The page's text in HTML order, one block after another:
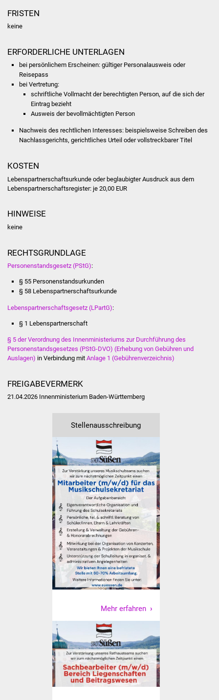
Kirchen
Jugendhaus
Kinder- und
Stadtwerke
Pflege von Angehörigen
ÖPNV
Abfall und Entsorgung
Veranstaltungen
Stadtfest
Ostermarkt
Einrichtungen
Hallenbad
Stadtbücherei
Stadtarchiv
Kulturhalle
Vereine und Parteien
FRISTEN
keine
ERFORDERLICHE UNTERLAGEN
bei persönlichem Erscheinen: gültiger Personalausweis oder
Reisepass
bei Vertretung:
schriftliche Vollmacht der berechtigten Person, auf die sich der
Eintrag bezieht
Ausweis der bevollmächtigten Person
Nachweis des rechtlichen Interesses: beispielsweise Schreiben des
Nachlassgerichts, gerichtliches Urteil oder vollstreckbarer Titel
KOSTEN
Lebenspartnerschaftsurkunde oder beglaubigter Ausdruck aus dem
Lebenspartnerschaftsregister: je 20,00 EUR
HINWEISE
keine
RECHTSGRUNDLAGE
Personenstandsgesetz (PStG):
§ 55 Personenstandsurkunden
§ 58 Lebenspartnerschaftsurkunde
Lebenspartnerschaftsgesetz (LPartG):
§ 1 Lebenspartnerschaft
§ 5 der Verordnung des Innenministeriums zur Durchführung des
Personenstandsgesetzes (PStG-DVO) (Erhebung von Gebühren und
Auslagen) in Verbindung mit Anlage 1 (Gebührenverzeichnis)
FREIGABEVERMERK
21.04.2026 Innenministerium Baden-Württemberg
Stellenausschreibung
Mehr erfahren